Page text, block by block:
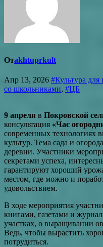
Отakhtuprkult
Апр 13, 2026 #Культура
со школьниками, #ЦБ
9 апреля в Покровской
консультация «Час
современных технологиях
культур. Тема сада и
деревни. Участники
секретами успеха,
гарантируют хороший
местом, где можно и
удовольствием.
В ходе мероприятия
книгами, газетами и
участках, о выращивании
Ведь, чтобы вырастить
потрудиться.